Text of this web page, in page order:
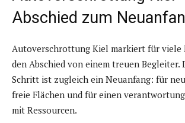
Abschied zum
Autoverschrottung Kiel markiert für viele
den Abschied von einem treuen Begleiter.
Schritt ist zugleich ein Neuanfang: für
freie Flächen und für einen
mit Ressourcen.